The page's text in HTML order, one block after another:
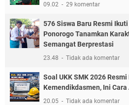
09.02 29 komentar
576 Siswa Baru Resmi
Ponorogo Tanamkan
Semangat Berprestasi
23.48 Tidak ada komentar
Soal UKK SMK 2026
Kemendikdasmen, Ini Cara
20.05 Tidak ada komentar